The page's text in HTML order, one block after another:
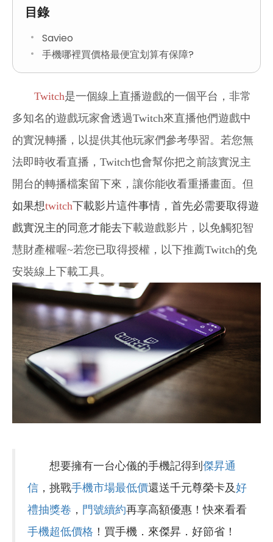
目錄
Savieo
手機哪裡買價格最便宜划算有保障?
Twitch是一個線上直播遊戲的一個平台，非常
多知名的遊戲玩家會透過Twitch來直播他們遊戲中
的實況轉播，以提供其他玩家們參考學習。若您無
法即時收看直播，Twitch也會幫你把之前該實況主
開台的轉播檔案留下來，讓你能收看重播畫面。但
如果想twitch下載影片這件事情，首先必需要取得遊
戲實況主的同意才能去下載遊戲影片，以免觸犯智
慧財產權喔~若您已取得授權，以下推薦Twitch的免
安裝線上下載工具。
想要擁有一台心儀的手機記得到 傑昇通
信 ，挑戰手機市場最低價還送千元尊榮卡及好
禮抽獎卷 ， 門號續約再享高額優惠！快來看看
手機超低價格 ！買手機．來傑昇．好節省！